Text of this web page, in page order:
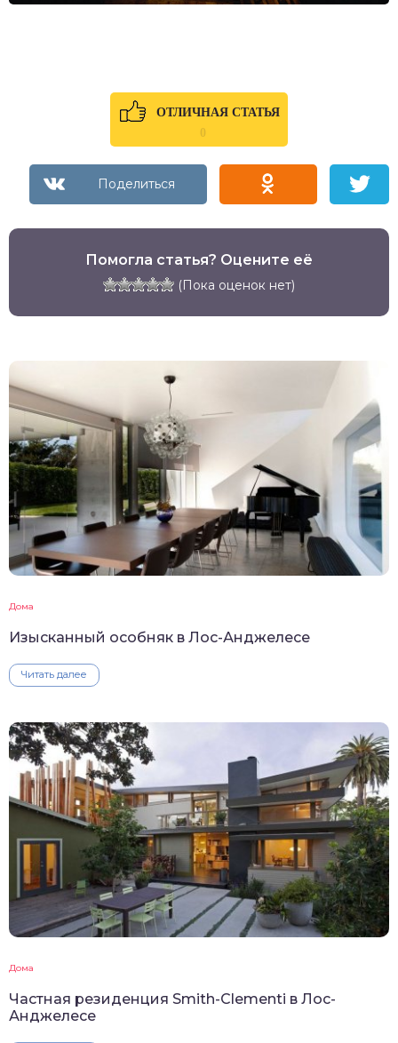
ОТЛИЧНАЯ СТАТЬЯ
0
Помогла статья? Оцените её
(Пока оценок нет)
Дома
Изысканный особняк в Лос-Анджелесе
Читать далее
Дома
Частная резиденция Smith-Clementi в Лос-
Анджелесе